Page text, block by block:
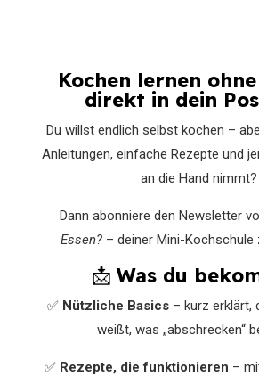
Kochen lernen
direkt in dein
Du willst endlich selbst kochen –
Anleitungen, einfache Rezepte und
an die Hand nimmt?
Dann abonniere den Newsletter
Essen?– deiner Mini-Kochschule
📩Was du
✅ Nützliche Basics – kurz erklärt,
weißt, was „abschrecken“
✅ Rezepte, die funktionieren –